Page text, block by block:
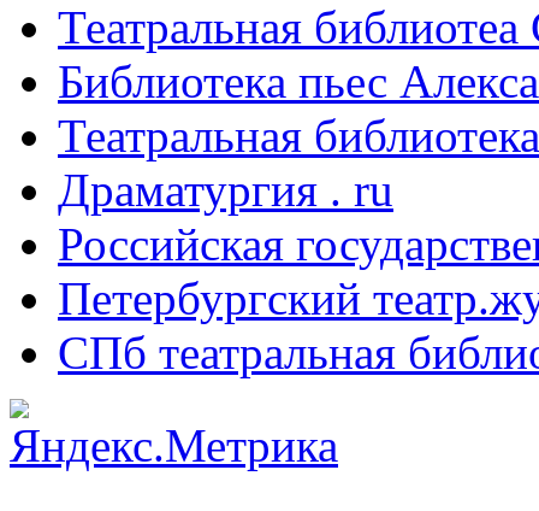
Театральная
Библиотека пьес
Театральная
Драматургия . ru
Российская
Петербургский
СПб театральная